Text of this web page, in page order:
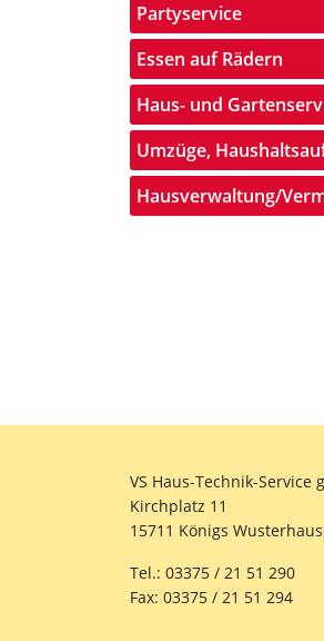
Partyservice
Essen auf Rädern
Haus- und
Umzüge,
Hausverwaltung/
VS Haus-Technik-Service
Kirchplatz 11
15711 Königs
Tel.: 03375 / 21 51 290
Fax: 03375 / 21 51 294